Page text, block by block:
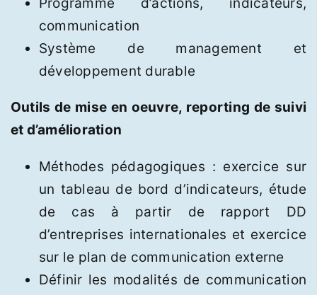
Programme d’actions, indicateurs,
communication
Système de management et
développement durable
Outils de mise en oeuvre, reporting de suivi
et d’amélioration
Méthodes pédagogiques : exercice sur
un tableau de bord d’indicateurs, étude
de cas à partir de rapport DD
d’entreprises internationales et exercice
sur le plan de communication externe
Définir les modalités de communication